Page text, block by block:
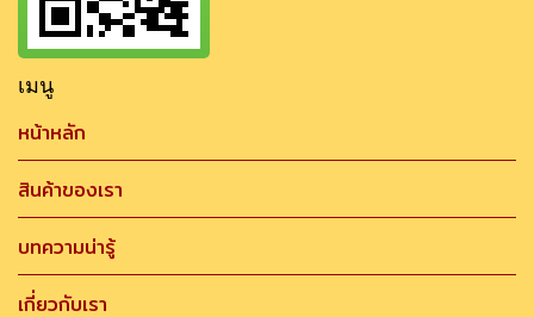
เมนู
หน้าหลัก
สินค้าของเรา
บทความน่ารู้
เกี่ยวกับเรา